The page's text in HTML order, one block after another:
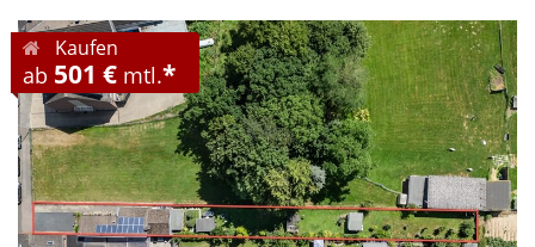
Kaufen
ab 501 € mtl.*